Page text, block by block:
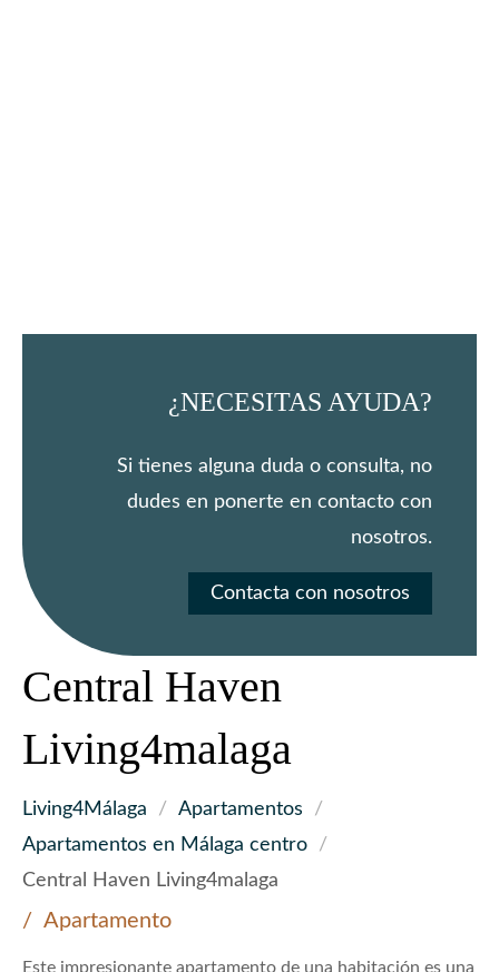
Central Haven
Living4malaga
Living4Málaga / Apartamentos
/
Apartamentos en Málaga centro
/
Central Haven Living4malaga
Apartamento
Este impresionante apartamento de una habitación es una
¿NECESITAS AYUDA?
Si tienes alguna duda o consulta, no
dudes en ponerte en contacto con
nosotros.
Contacta con nosotros